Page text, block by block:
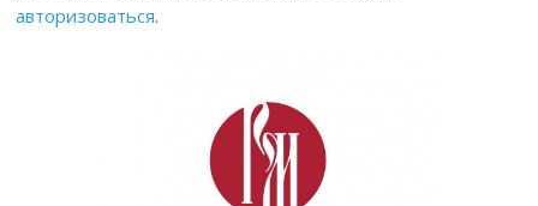
авторизоваться.